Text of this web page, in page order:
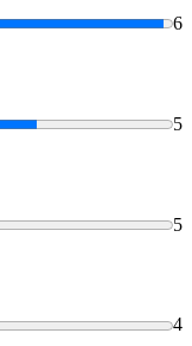
6
5
5
4